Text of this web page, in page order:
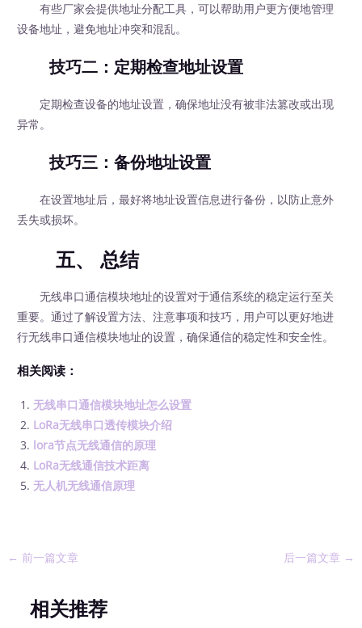
有些厂家会提供地址分配工具，可以帮助用户更方便地管理
设备地址，避免地址冲突和混乱。
技巧二：定期检查地址设置
定期检查设备的地址设置，确保地址没有被非法篡改或出现
异常。
技巧三：备份地址设置
在设置地址后，最好将地址设置信息进行备份，以防止意外
丢失或损坏。
五、 总结
无线串口通信模块地址的设置对于通信系统的稳定运行至关
重要。通过了解设置方法、注意事项和技巧，用户可以更好地进
行无线串口通信模块地址的设置，确保通信的稳定性和安全性。
相关阅读：
无线串口通信模块地址怎么设置
LoRa无线串口透传模块介绍
lora节点无线通信的原理
LoRa无线通信技术距离
无人机无线通信原理
← 前一篇文章 后一篇文章 →
相关推荐